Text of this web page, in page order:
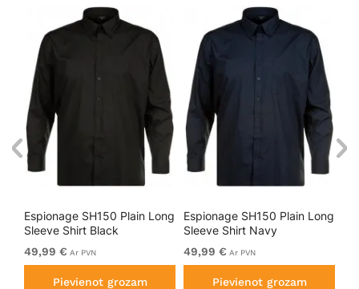
Espionage SH150 Plain Long
Sleeve Shirt Black
49,99 € Ar PVN
Pievienot grozam
Espionage SH150 Plain Long
Sleeve Shirt Navy
49,99 € Ar PVN
Pievienot grozam